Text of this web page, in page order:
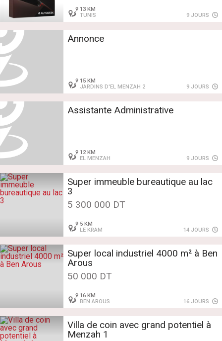
13 KM
TUNIS
9 JOURS
Annonce
15 KM
JARDINS D'EL MENZAH 2
9 JOURS
Assistante Administrative
12 KM
EL MENZAH
9 JOURS
Super immeuble bureautique au lac
3
5 300 000 DT
5 KM
LE KRAM
14 JOURS
Super local industriel 4000 m² à Ben
Arous
50 000 DT
16 KM
BEN AROUS
16 JOURS
Villa de coin avec grand potentiel à
Menzah 1